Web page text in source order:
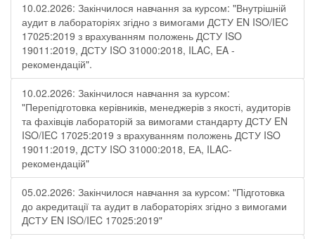
10.02.2026: Закінчилося навчання за курсом: "Внутрішній
аудит в лабораторіях згідно з вимогами ДСТУ EN ISO/IEC
17025:2019 з врахуванням положень ДСТУ ISO
19011:2019, ДСТУ ISO 31000:2018, ILAC, EA -
рекомендацій".
10.02.2026: Закінчилося навчання за курсом:
"Перепідготовка керівників, менеджерів з якості, аудиторів
та фахівців лабораторій за вимогами стандарту ДСТУ EN
ISO/IEC 17025:2019 з врахуванням положень ДСТУ ISO
19011:2019, ДСТУ ISO 31000:2018, ЕА, ILAC-
рекомендацій"
05.02.2026: Закінчилося навчання за курсом: "Підготовка
до акредитації та аудит в лабораторіях згідно з вимогами
ДСТУ EN ISO/IEC 17025:2019"